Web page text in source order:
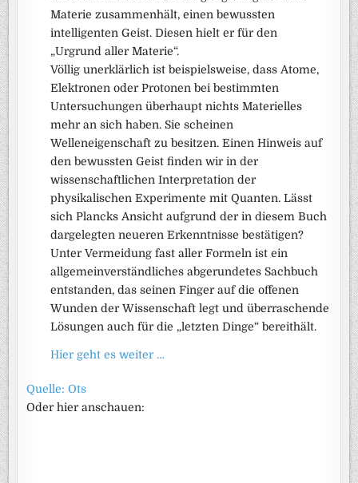
Materie zusammenhält, einen bewussten
intelligenten Geist. Diesen hielt er für den
„Urgrund aller Materie“.
Völlig unerklärlich ist beispielsweise, dass Atome,
Elektronen oder Protonen bei bestimmten
Untersuchungen überhaupt nichts Materielles
mehr an sich haben. Sie scheinen
Welleneigenschaft zu besitzen. Einen Hinweis auf
den bewussten Geist finden wir in der
wissenschaftlichen Interpretation der
physikalischen Experimente mit Quanten. Lässt
sich Plancks Ansicht aufgrund der in diesem Buch
dargelegten neueren Erkenntnisse bestätigen?
Unter Vermeidung fast aller Formeln ist ein
allgemeinverständliches abgerundetes Sachbuch
entstanden, das seinen Finger auf die offenen
Wunden der Wissenschaft legt und überraschende
Lösungen auch für die „letzten Dinge“ bereithält.
Hier geht es weiter …
Quelle: Ots
Oder hier anschauen: